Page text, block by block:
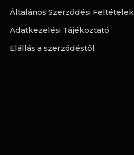
Általános Szerződési Feltételek
Adatkezelési Tájékoztató
Elállás a szerződéstől